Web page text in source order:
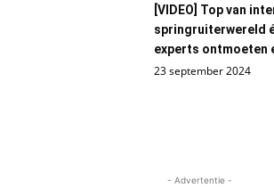
[VIDEO] Top van
springruiterwereld
experts ontmoeten
23 september 2024
- Advertentie -